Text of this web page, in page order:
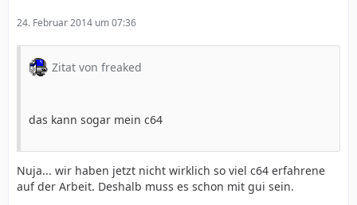
24. Februar 2014 um 07:36
Zitat von freaked
das kann sogar mein c64
Nuja... wir haben jetzt nicht wirklich so viel c64 erfahrene
auf der Arbeit. Deshalb muss es schon mit gui sein.